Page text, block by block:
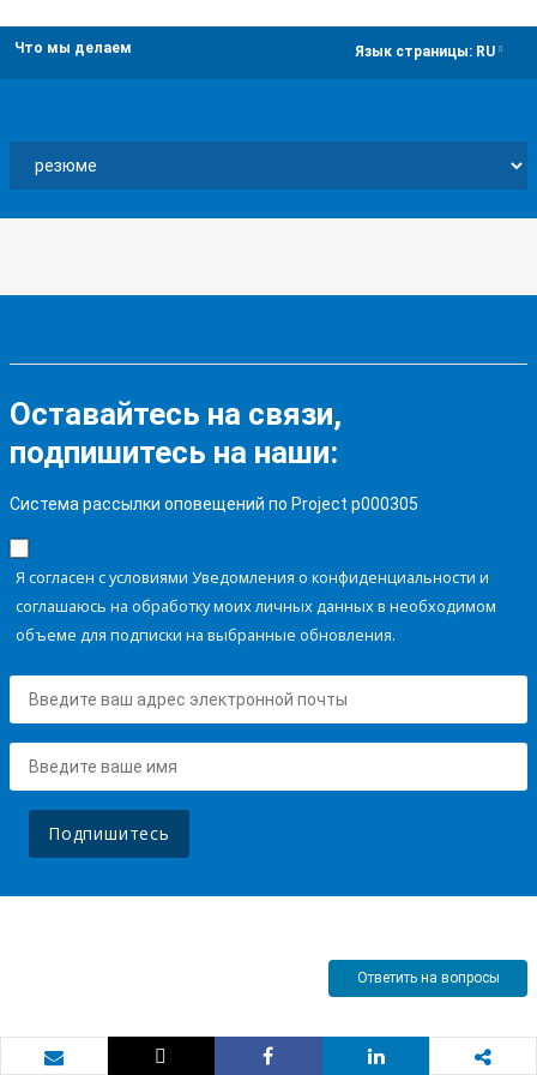
Что мы делаем Язык страницы: RU
Оставайтесь на связи,
подпишитесь на наши:
Система рассылки оповещений по Project p000305
Я согласен с условиями Уведомления о конфиденциальности и
соглашаюсь на обработку моих личных данных в необходимом
объеме для подписки на выбранные обновления.
Подпишитесь
Ответить на вопросы